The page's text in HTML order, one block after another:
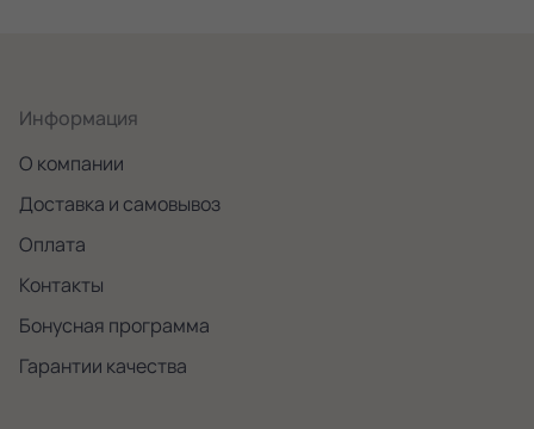
Информация
О компании
Доставка и самовывоз
Оплата
Контакты
Бонусная программа
Гарантии качества